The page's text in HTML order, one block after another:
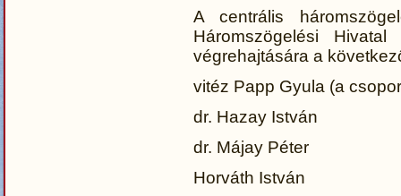
A centrális
Háromszögelési
végrehajtására a
vitéz Papp Gyula (a
dr. Hazay István
dr. Májay Péter
Horváth István